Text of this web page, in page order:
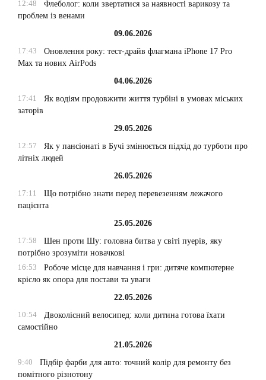
12:48
Флеболог: коли звертатися за наявності варикозу та
проблем із венами
09.06.2026
17:43
Оновлення року: тест-драйв флагмана iPhone 17 Pro
Max та нових AirPods
04.06.2026
17:41
Як водіям продовжити життя турбіні в умовах міських
заторів
29.05.2026
12:57
Як у пансіонаті в Бучі змінюється підхід до турботи про
літніх людей
26.05.2026
17:11
Що потрібно знати перед перевезенням лежачого
пацієнта
25.05.2026
17:58
Шен проти Шу: головна битва у світі пуерів, яку
потрібно зрозуміти новачкові
16:53
Робоче місце для навчання і гри: дитяче компютерне
крісло як опора для постави та уваги
22.05.2026
10:54
Двоколісний велосипед: коли дитина готова їхати
самостійно
21.05.2026
9:40
Підбір фарби для авто: точний колір для ремонту без
помітного різнотону